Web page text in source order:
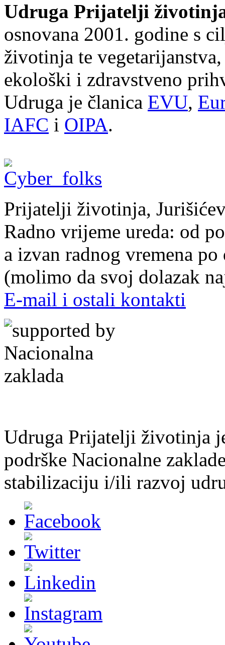
Udruga Prijatelji
osnovana 2001. godine s
životinja te
ekološki i zdravstveno
Udruga je članica EVU,
IAFC i OIPA.
Prijatelji životinja,
Radno vrijeme ureda: od
a izvan radnog vremena
(molimo da svoj dolazak
E-mail i ostali kontakti
Udruga Prijatelji životinja
podrške Nacionalne
stabilizaciju i/ili razvoj